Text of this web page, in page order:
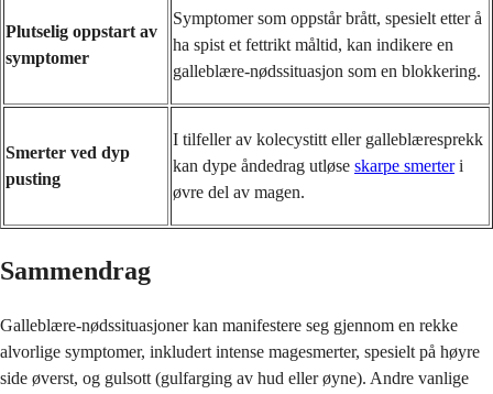
Plutselig oppstart av
symptomer
Symptomer som oppstår brått, spesielt etter å
ha spist et fettrikt måltid, kan indikere en
galleblære-nødssituasjon som en blokkering.
Smerter ved dyp
pusting
I tilfeller av kolecystitt eller galleblæresprekk
kan dype åndedrag utløse skarpe smerteri
øvre del av magen.
Sammendrag
Galleblære-nødssituasjoner kan manifestere seg gjennom en rekke
alvorlige symptomer, inkludert intense magesmerter, spesielt på høyre
side øverst, og gulsott (gulfarging av hud eller øyne). Andre vanlige